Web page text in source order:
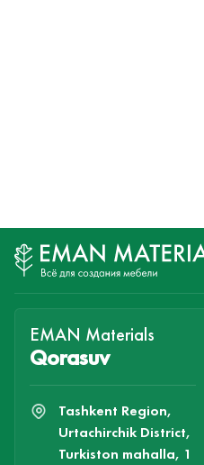
EMAN Materials
Qorasuv
Tashkent Region,
Urtachirchik District,
Turkiston mahalla, 1